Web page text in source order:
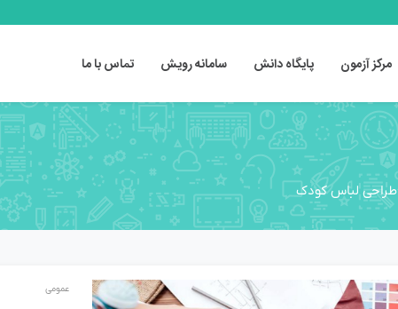
مرکز آزمون پایگاه دانش سامانه رویش تماس با ما
طراحی لباس کودک
عمومی